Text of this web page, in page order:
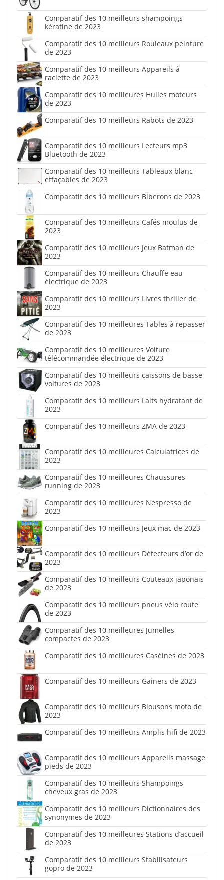
Comparatif des 10 meilleurs shampoings
kératine de 2023
Comparatif des 10 meilleurs Rouleaux peinture
de 2023
Comparatif des 10 meilleurs Appareils à
raclette de 2023
Comparatif des 10 meilleures Huiles moteurs
de 2023
Comparatif des 10 meilleurs Rabots de 2023
Comparatif des 10 meilleurs Lecteurs mp3
Bluetooth de 2023
Comparatif des 10 meilleurs Tableaux blanc
effaçables de 2023
Comparatif des 10 meilleurs Biberons de 2023
Comparatif des 10 meilleurs Cafés moulus de
2023
Comparatif des 10 meilleurs Jeux Batman de
2023
Comparatif des 10 meilleurs Chauffe eau
électrique de 2023
Comparatif des 10 meilleurs Livres thriller de
2023
Comparatif des 10 meilleures Tables à repasser
de 2023
Comparatif des 10 meilleures Voiture
télécommandée électrique de 2023
Comparatif des 10 meilleurs caissons de basse
voitures de 2023
Comparatif des 10 meilleurs Laits hydratant de
2023
Comparatif des 10 meilleurs ZMA de 2023
Comparatif des 10 meilleures Calculatrices de
2023
Comparatif des 10 meilleures Chaussures
running de 2023
Comparatif des 10 meilleures Nespresso de
2023
Comparatif des 10 meilleurs Jeux mac de 2023
Comparatif des 10 meilleurs Détecteurs d’or de
2023
Comparatif des 10 meilleurs Couteaux japonais
de 2023
Comparatif des 10 meilleurs pneus vélo route
de 2023
Comparatif des 10 meilleures Jumelles
compactes de 2023
Comparatif des 10 meilleures Caséines de 2023
Comparatif des 10 meilleurs Gainers de 2023
Comparatif des 10 meilleurs Blousons moto de
2023
Comparatif des 10 meilleurs Amplis hifi de 2023
Comparatif des 10 meilleurs Appareils massage
pieds de 2023
Comparatif des 10 meilleurs Shampoings
cheveux gras de 2023
Comparatif des 10 meilleurs Dictionnaires des
synonymes de 2023
Comparatif des 10 meilleures Stations d’accueil
de 2023
Comparatif des 10 meilleurs Stabilisateurs
gopro de 2023